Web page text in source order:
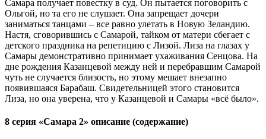
Самара получает повестку в суд. Он пытается поговорить с
Ольгой, но та его не слушает. Она запрещает дочери
заниматься танцами – все равно улетать в Новую Зеландию.
Настя, сговорившись с Самарой, тайком от матери сбегает с
детского праздника на репетицию с Лизой. Лиза на глазах у
Самары демонстративно принимает ухаживания Сенцова. На
дне рождения Казанцевой между ней и перебравшим Самарой
чуть не случается близость, но этому мешает внезапно
появившаяся Барабаш. Свидетельницей этого становится
Лиза, но она уверена, что у Казанцевой и Самары «всё было».
8 серия «Самара 2» описание (содержание)